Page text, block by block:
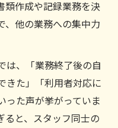
類作成や記録業務を決
、他の業務への集中力
は、「業務終了後の自
きた」「利用者対応に
った声が挙がっていま
ると、スタッフ同士の